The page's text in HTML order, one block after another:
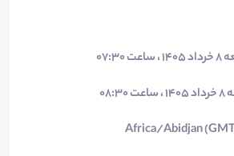
۰۷:۳۰
Africa/Abidjan